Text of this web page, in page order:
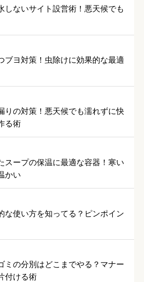
しないサイト設営術！悪天候でも
ブヨ対策！虫除けに効果的な最適
りの対策！悪天候でも濡れずに快
る術
スープの保温に最適な容器！寒い
かい
な使い方を知ってる？ピンポイン
ミの分別はどこまでやる？マナー
付ける術